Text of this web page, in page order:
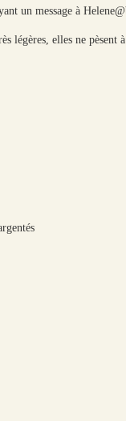
un message à
légères, elles ne